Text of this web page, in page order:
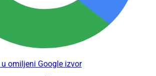
omiljeni Google izvor